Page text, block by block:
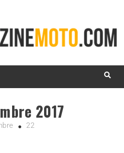
2017
22